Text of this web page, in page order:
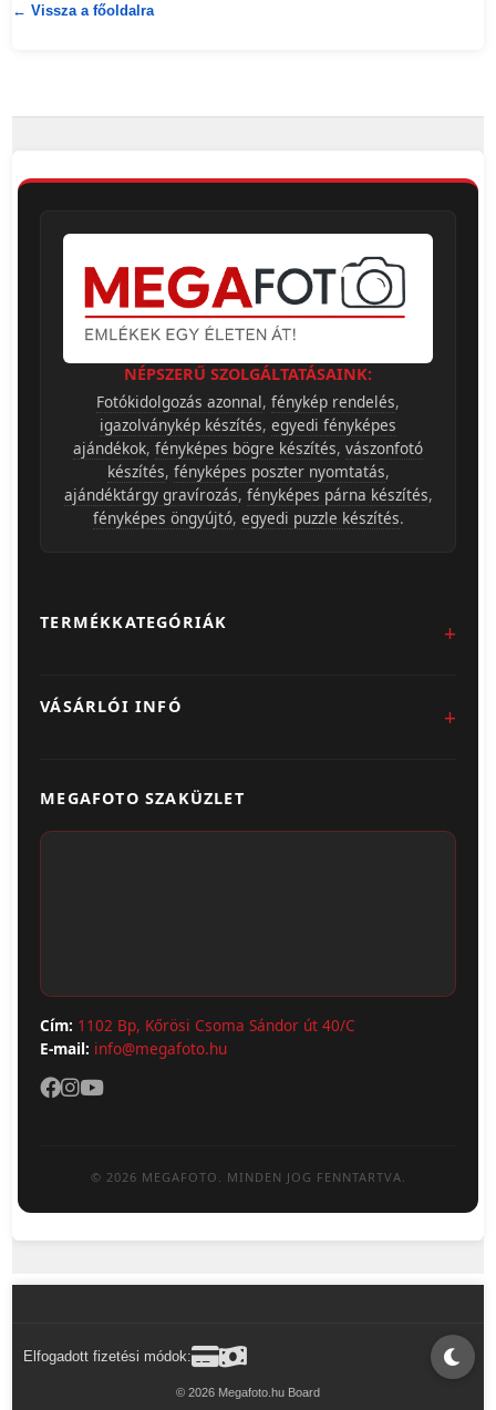
← Vissza a főoldalra
NÉPSZERŰ SZOLGÁLTATÁSAINK:
Fotókidolgozás azonnal, fénykép rendelés,
igazolványkép készítés, egyedi fényképes
ajándékok, fényképes bögre készítés, vászonfotó
készítés, fényképes poszter nyomtatás,
ajándéktárgy gravírozás, fényképes párna készítés,
fényképes öngyújtó, egyedi puzzle készítés.
TERMÉKKATEGÓRIÁK
Fotókidolgozás
Poszter & Falikép
Fotónaptár
VÁSÁRLÓI INFÓ
Szállítás & Fizetés
MEGAFOTO SZAKÜZLET
Cím: 1102 Bp, Kőrösi Csoma Sándor út 40/C
E-mail: info@megafoto.hu
© 2026 MEGAFOTO. MINDEN JOG FENNTARTVA.
Elfogadott fizetési módok:
© 2026 Megafoto.hu Board